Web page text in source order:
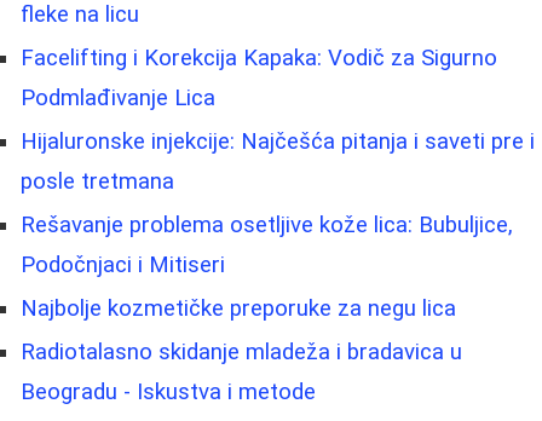
fleke na licu
Facelifting i Korekcija Kapaka: Vodič za Sigurno
Podmlađivanje Lica
Hijaluronske injekcije: Najčešća pitanja i saveti pre i
posle tretmana
Rešavanje problema osetljive kože lica: Bubuljice,
Podočnjaci i Mitiseri
Najbolje kozmetičke preporuke za negu lica
Radiotalasno skidanje mladeža i bradavica u
Beogradu - Iskustva i metode